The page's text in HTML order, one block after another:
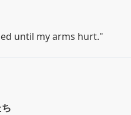
until my arms hurt."